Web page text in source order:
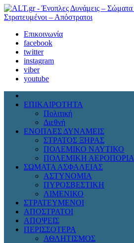
Επικοινωνία
facebook
twitter
instagram
viber
youtube
ΕΠΙΚΑΙΡΟΤΗΤΑ
Πολιτική
Διεθνή
ΕΝΟΠΛΕΣ ΔΥΝΑΜΕΙΣ
ΣΤΡΑΤΟΣ ΞΗΡΑΣ
ΠΟΛΕΜΙΚΟ ΝΑΥΤΙΚΟ
ΠΟΛΕΜΙΚΗ ΑΕΡΟΠΟΡΙΑ
ΣΩΜΑΤΑ ΑΣΦΑΛΕΙΑΣ
ΑΣΤΥΝΟΜΙΑ
ΠΥΡΟΣΒΕΣΤΙΚΗ
ΛΙΜΕΝΙΚΟ
ΣΤΡΑΤΕΥΜΕΝΟΙ
ΑΠΟΣΤΡΑΤΟΙ
ΑΠΟΨΕΙΣ
ΠΕΡΙΣΣΟΤΕΡΑ
ΑΘΛΗΤΙΣΜΟΣ